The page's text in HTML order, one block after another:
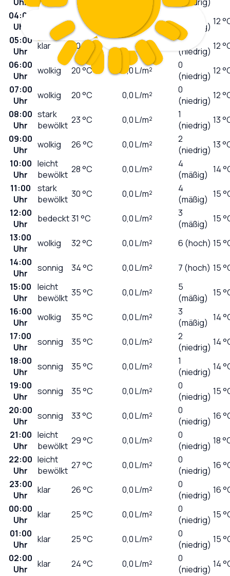
04:00
Uhr
bewölkt
20°C L/m²
(niedrig) 12
05:00
Uhr
klar 20°C 0,0 L/m²
0
(niedrig) 12
06:00
Uhr
wolkig 20°C 0,0L/m²
0
(niedrig) 12
07:00
Uhr
wolkig 20°C 0,0L/m²
0
(niedrig) 12
08:00
Uhr
stark
bewölkt 23°C 0,0L/m²
1
(niedrig) 13
09:00
Uhr
wolkig 26°C 0,0L/m²
2
(niedrig) 13
10:00
Uhr
leicht
bewölkt 28°C 0,0L/m²
4
(mäßig) 14
11:00
Uhr
stark
bewölkt 30°C 0,0L/m²
4
(mäßig) 15
12:00
Uhr
bedeckt31 °C 0,0L/m²
3
(mäßig) 15
13:00
Uhr
wolkig 32°C 0,0L/m² 6 (hoch) 15
14:00
Uhr
sonnig 34°C 0,0L/m² 7 (hoch) 15
15:00
Uhr
leicht
bewölkt 35°C 0,0L/m²
5
(mäßig) 15
16:00
Uhr
wolkig 35°C 0,0L/m²
3
(mäßig) 14
17:00
Uhr
sonnig 35°C 0,0L/m²
2
(niedrig) 14
18:00
Uhr
sonnig 35°C 0,0L/m²
1
(niedrig) 14
19:00
Uhr
sonnig 35°C 0,0L/m²
0
(niedrig) 15
20:00
Uhr
sonnig 33°C 0,0L/m²
0
(niedrig) 16
21:00
Uhr
leicht
bewölkt 29°C 0,0L/m²
0
(niedrig) 18
22:00
Uhr
leicht
bewölkt 27°C 0,0L/m²
0
(niedrig) 16
23:00
Uhr
klar 26°C 0,0L/m²
0
(niedrig) 16
00:00
Uhr
klar 25°C 0,0L/m²
0
(niedrig) 15
01:00
Uhr
klar 25°C 0,0L/m²
0
(niedrig) 15
02:00
Uhr
klar 24°C 0,0L/m²
0
(niedrig) 14